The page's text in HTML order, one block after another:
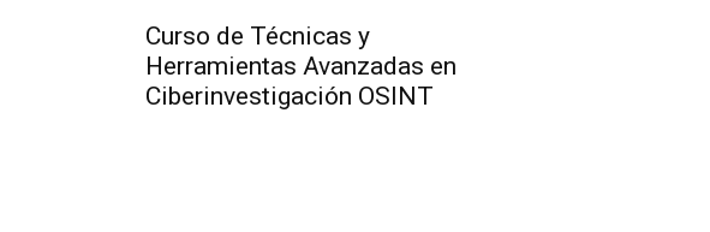
Curso de Técnicas y
Herramientas Avanzadas en
Ciberinvestigación OSINT